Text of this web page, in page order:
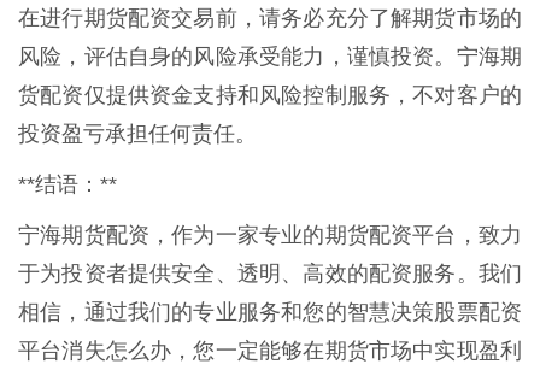
在进行期货配资交易前，请务必充分了解期货市场的
风险，评估自身的风险承受能力，谨慎投资。宁海期
货配资仅提供资金支持和风险控制服务，不对客户的
投资盈亏承担任何责任。
**结语：**
宁海期货配资，作为一家专业的期货配资平台，致力
于为投资者提供安全、透明、高效的配资服务。我们
相信，通过我们的专业服务和您的智慧决策股票配资
平台消失怎么办，您一定能够在期货市场中实现盈利